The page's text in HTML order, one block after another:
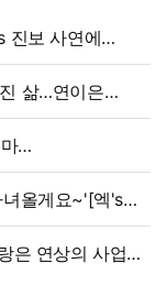
유 있었나 [엑's